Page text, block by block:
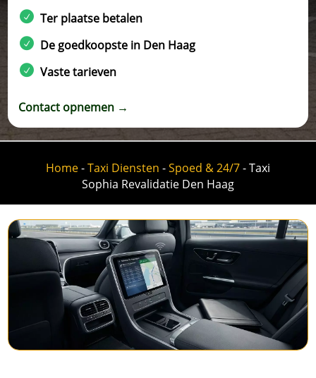
Ter plaatse betalen
De goedkoopste in Den Haag
Vaste tarieven
Contact opnemen →
Home-Taxi Diensten -Spoed & 24/7-Taxi
Sophia Revalidatie Den Haag